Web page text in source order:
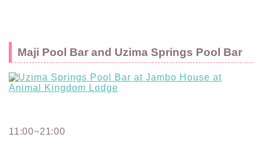
Maji Pool Bar and Uzima Springs Pool Bar
11:00~21:00